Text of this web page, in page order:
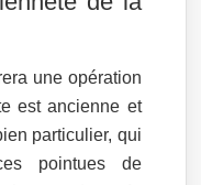
une opération
est ancienne et
particulier, qui
pointues de